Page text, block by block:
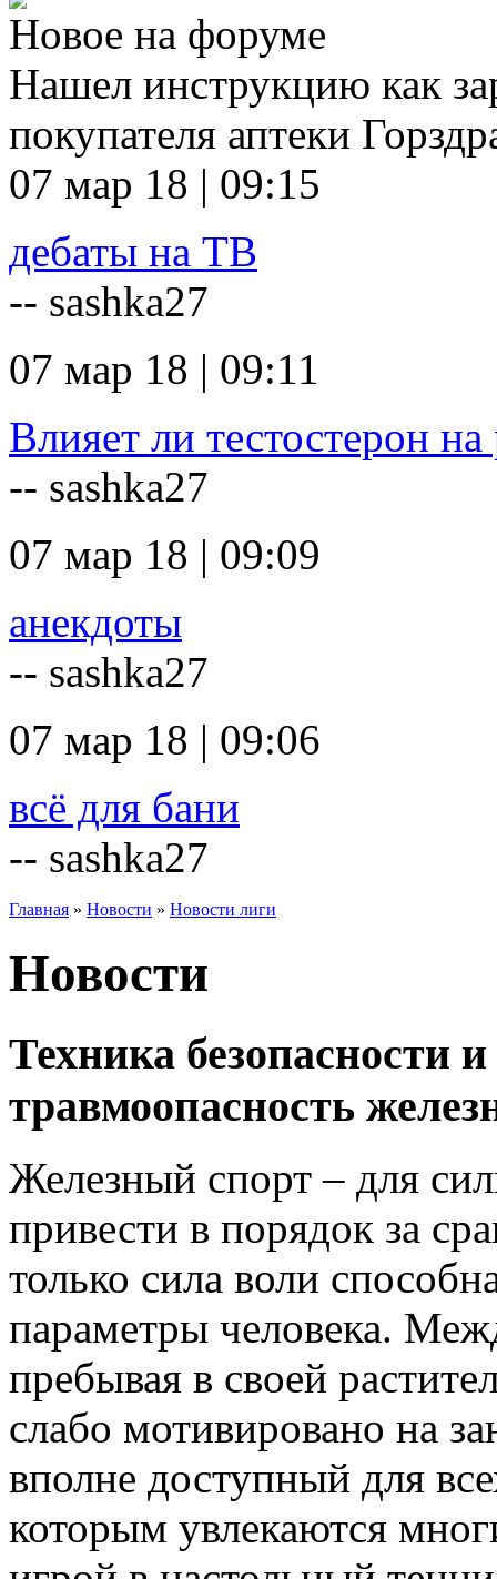
Новое на форуме
Нашел инструкцию как
покупателя аптеки
07 мар 18 | 09:15
дебаты на ТВ
-- sashka27
07 мар 18 | 09:11
Влияет ли тестостерон на
-- sashka27
07 мар 18 | 09:09
анекдоты
-- sashka27
07 мар 18 | 09:06
всё для бани
-- sashka27
Главная » Новости » Новости лиги
Новости
Техника безопасности
травмоопасность
Железный спорт – для
привести в порядок за
только сила воли
параметры человека.
пребывая в своей
слабо мотивировано на
вполне доступный для
которым увлекаются